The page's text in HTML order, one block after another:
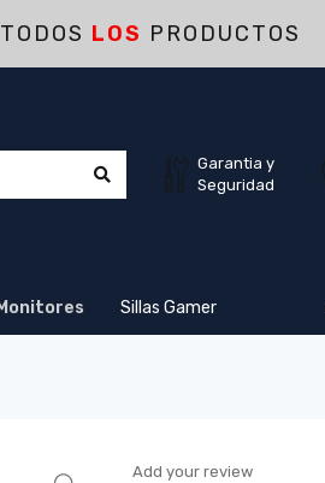
LOS PRODUCTOS
Garantia y
Seguridad
Monitores Sillas Gamer
Add your review